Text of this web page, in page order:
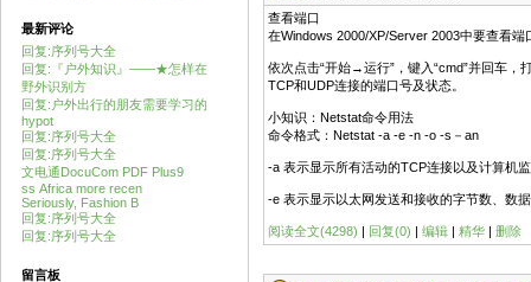
最新评论
回复:序列号大全
回复:『户外知识』——★怎样在
野外识别方
回复:户外出行的朋友需要学习的
hypot
回复:序列号大全
回复:序列号大全
文电通DocuCom PDF Plus9
ss Africa more recen
Seriously, Fashion B
回复:序列号大全
回复:序列号大全
留言板
查看端口
在Windows 2000/XP/Server 2003中要查看
依次点击“开始→运行”，键入“cmd”并回车，
TCP和UDP连接的端口号及状态。
小知识：Netstat命令用法
命令格式：Netstat -a -e -n -o -s－an
-a 表示显示所有活动的TCP连接以及计算机
-e 表示显示以太网发送和接收的字节数、数
阅读全文(4298) | 回复(0) | 编辑 | 精华 | 删除